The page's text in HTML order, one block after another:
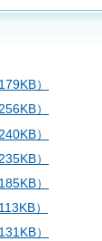
）
）
）
）
）
）
）